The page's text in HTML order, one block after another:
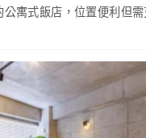
公寓式飯店，位置便利但